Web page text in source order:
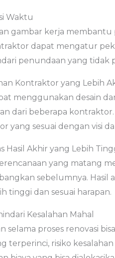
Waktu
gambar kerja
dapat mengatur
penundaan yang tidak
Kontraktor yang Lebih
menggunakan desain
dari beberapa
yang sesuai dengan visi
Hasil Akhir yang Lebih
yang matang
sebelumnya. Hasil
tinggi dan sesuai harapan.
Kesalahan Mahal
selama proses renovasi
terperinci, risiko